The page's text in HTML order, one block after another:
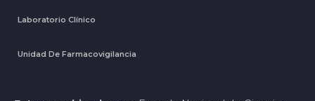
Laboratorio Clínico
Unidad De Farmacovigilancia